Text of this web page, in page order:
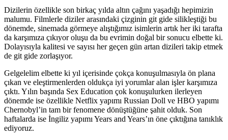
Dizilerin özellikle son birkaç yılda altın çağını yaşadığı hepimizin
malumu. Filmlerle diziler arasındaki çizginin git gide silikleştiği bu
dönemde, sinemada görmeye alıştığımız isimlerin artık her iki tarafta
da karşımıza çıkıyor oluşu da bu evrimin doğal bir sonucu elbette ki.
Dolayısıyla kalitesi ve sayısı her geçen gün artan dizileri takip etmek
de git gide zorlaşıyor.
Gelgelelim elbette ki yıl içerisinde çokça konuşulmasıyla ön plana
çıkan ve eleştirmenlerden oldukça iyi yorumlar alan işler karşımıza
çıktı. Yılın başında Sex Education çok konuşulurken ilerleyen
dönemde ise özellikle Netflix yapımı Russian Doll ve HBO yapımı
Chernobyl’in tam bir fenomene dönüştüğüne şahit olduk. Son
haftalarda ise İngiliz yapımı Years and Years’ın öne çıktığına tanıklık
ediyoruz.